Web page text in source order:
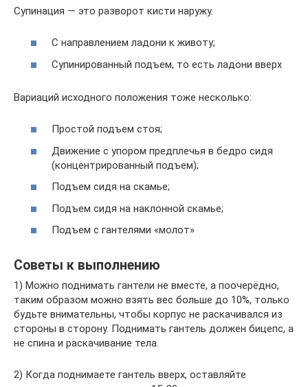
Супинация — это разворот кисти наружу.
С направлением ладони к животу;
Супинированный подъем, то есть ладони вверх
Вариаций исходного положения тоже несколько:
Простой подъем стоя;
Движение с упором предплечья в бедро сидя
(концентрированный подъем);
Подъем сидя на скамье;
Подъем сидя на наклонной скамье;
Подъем с гантелями «молот»
Советы к выполнению
1) Можно поднимать гантели не вместе, а поочерёдно,
таким образом можно взять вес больше до 10%, только
будьте внимательны, чтобы корпус не раскачивался из
стороны в сторону. Поднимать гантель должен бицепс, а
не спина и раскачивание тела.
2) Когда поднимаете гантель вверх, оставляйте